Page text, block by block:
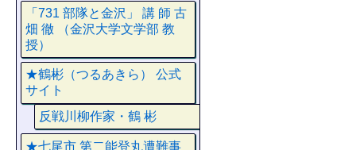
「731 部隊と金沢」 講 師 古
畑 徹 （金沢大学文学部 教
授）
★鶴彬（つるあきら） 公式
サイト
反戦川柳作家・鶴 彬
★七尾市 第二能登丸遭難事